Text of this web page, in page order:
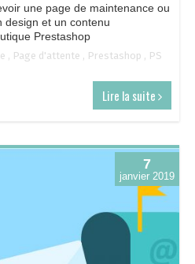
une page de maintenance ou
design et un contenu
Prestashop
, Page d'attente , Prestashop , PS
Lire la suite
7
janvier 2019